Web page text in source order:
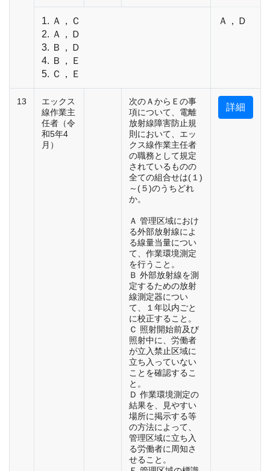
1. Ａ，Ｃ
2. Ａ，Ｄ
3. Ｂ，Ｄ
4. Ｂ，Ｅ
5. Ｃ，Ｅ
Ａ，Ｄ
13
エックス
線作業主
任者（令
和5年4
月）
次のＡからＥの事
項について、電離
放射線障害防止規
則において、エッ
クス線作業主任者
の職務として規定
されているものの
全ての組合せは(１)
～(５)のうちどれ
か。
Ａ 管理区域におけ
る外部放射線によ
る線量当量につい
て、作業環境測定
を行うこと。
Ｂ 外部放射線を測
定するための放射
線測定器につい
て、１年以内ごと
に校正すること。
Ｃ 照射開始前及び
照射中に、労働者
が立入禁止区域に
立ち入っていない
ことを確認するこ
と。
Ｄ 作業環境測定の
結果を、見やすい
場所に掲示する等
の方法によって、
管理区域に立ち入
る労働者に周知さ
せること。
詳細